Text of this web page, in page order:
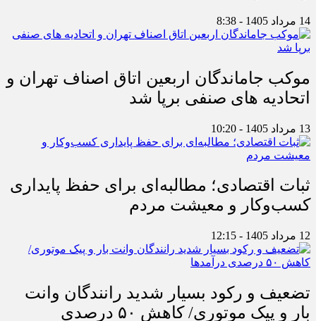
14 مرداد 1405 - 8:38
موکب جاماندگان اربعین اتاق اصناف تهران و
اتحادیه های صنفی برپا شد
13 مرداد 1405 - 10:20
ثبات اقتصادی؛ مطالبه‌ای برای حفظ پایداری
کسب‌وکار و معیشت مردم
12 مرداد 1405 - 12:15
تضعیف و رکود بسیار شدید رانندگان وانت
بار و پیک موتوری/ کاهش ۵۰ درصدی